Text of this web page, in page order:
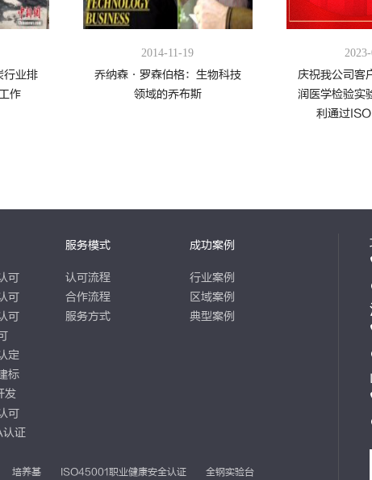
行业排
作
2014-11-19
乔纳森·罗森伯格：生物科技
领域的乔布斯
庆祝我公司客
润医学检验实
利通过
可
可
可
定
标
发
可
证
服务模式
认可流程
合作流程
服务方式
成功案例
行业案例
区域案例
典型案例
培养基 ISO45001职业健康安全认证 全钢实验台